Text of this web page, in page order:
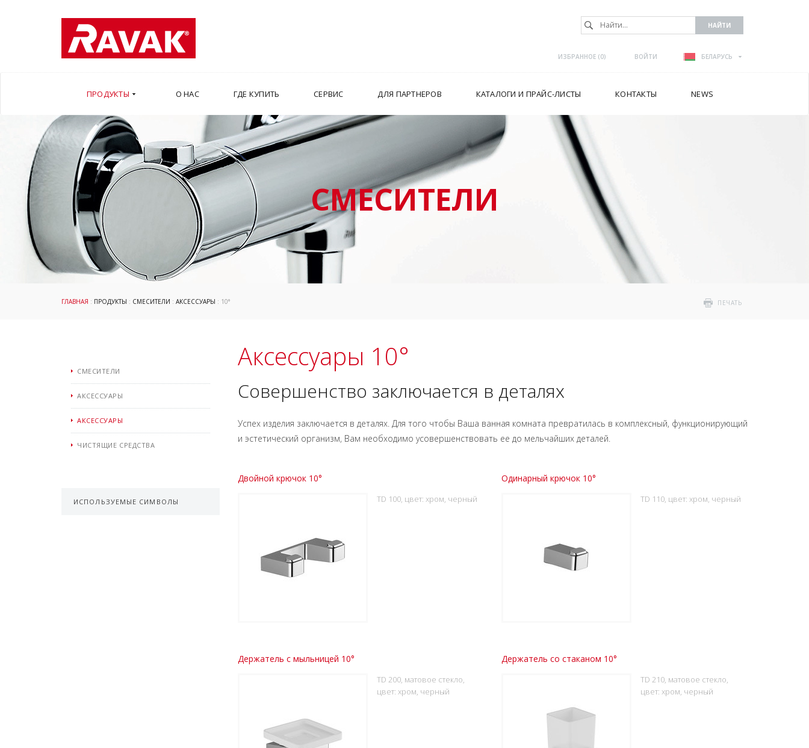
ИЗБРАННОЕ (0) ВОЙТИ БЕЛАРУСЬ
ПРОДУКТЫ О НАС ГДЕ КУПИТЬ СЕРВИС ДЛЯ ПАРТНЕРОВ КАТАЛОГИ И ПРАЙС-ЛИСТЫ КОНТАКТЫ NEWS
СМЕСИТЕЛИ
ПЕЧАТЬ
ГЛАВНАЯ : ПРОДУКТЫ : СМЕСИТЕЛИ : АКСЕССУАРЫ : 10°
СМЕСИТЕЛИ
АКСЕССУАРЫ
АКСЕССУАРЫ
ЧИСТЯЩИЕ СРЕДСТВА
ИСПОЛЬЗУЕМЫЕ СИМВОЛЫ
Аксессуары 10°
Совершенство заключается в деталях
Успех изделия заключается в деталях. Для того чтобы Ваша ванная комната превратилась в комплексный, функционирующий
и эстетический организм, Вам необходимо усовершенствовать ее до мельчайших деталей.
Двойной крючок 10°
TD 100, цвет: хром, черный
Одинарный крючок 10°
TD 110, цвет: хром, черный
Держатель с мыльницей 10°
TD 200, матовое стекло,
цвет: хром, черный
Держатель со стаканом 10°
TD 210, матовое стекло,
цвет: хром, черный